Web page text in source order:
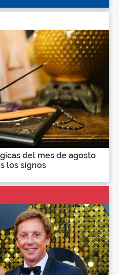
del mes de agosto
los signos